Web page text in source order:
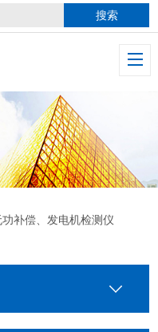
功补偿、发电机检测仪